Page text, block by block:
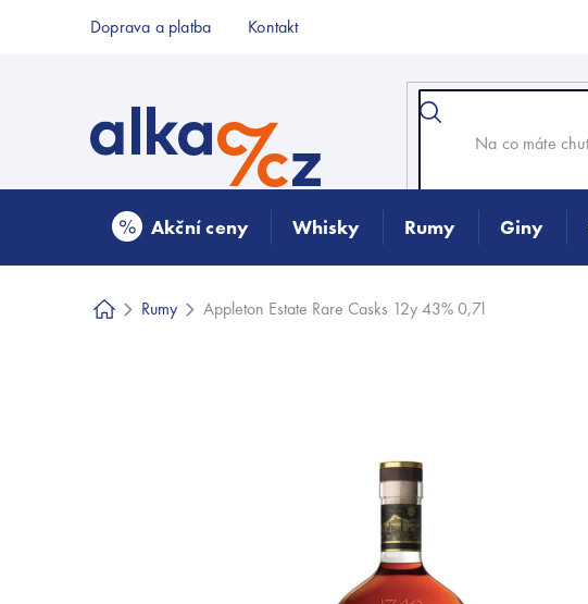
Doprava a platba Kontakt
Akční ceny Whisky Rumy Giny
Domů Rumy Appleton Estate Rare Casks 12y 43% 0,7l